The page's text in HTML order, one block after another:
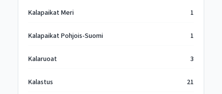
Kalapaikat Meri 1
Kalapaikat Pohjois-Suomi 1
Kalaruoat 3
Kalastus 21